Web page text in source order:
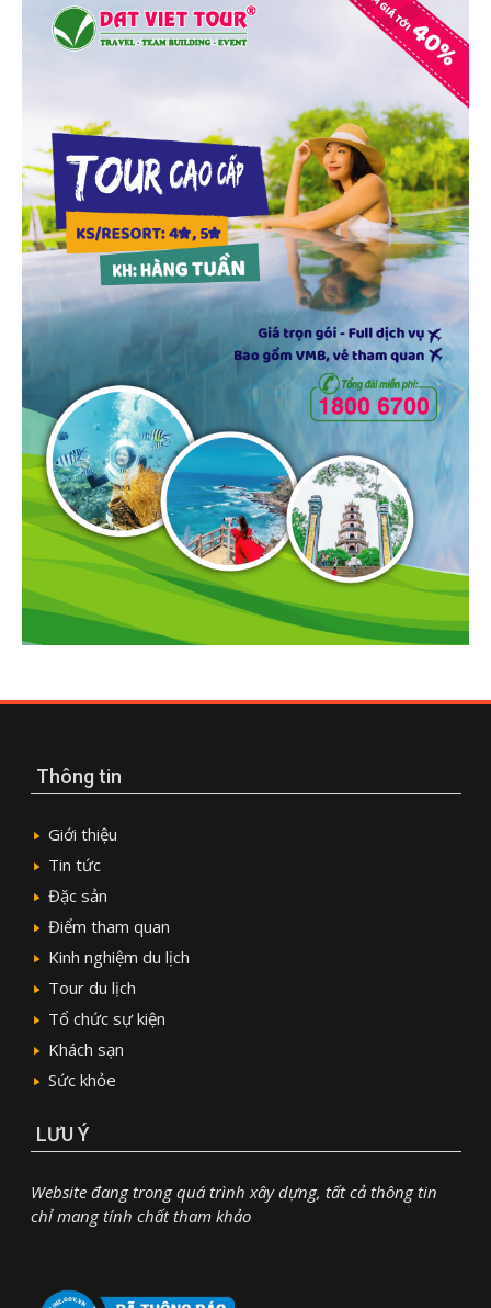
Thông tin
Giới thiệu
Tin tức
Đặc sản
Điểm tham quan
Kinh nghiệm du lịch
Tour du lịch
Tổ chức sự kiện
Khách sạn
Sức khỏe
LƯU Ý
Website đang trong quá trình xây dựng, tất cả thông tin
chỉ mang tính chất tham khảo